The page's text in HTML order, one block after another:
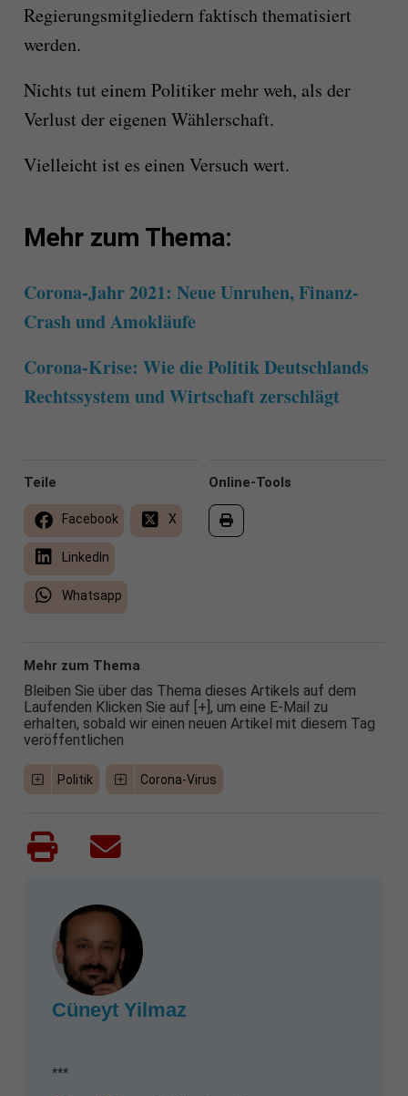
Regierungsmitgliedern faktisch thematisiert
werden.
Nichts tut einem Politiker mehr weh, als der
Verlust der eigenen Wählerschaft.
Vielleicht ist es einen Versuch wert.
Mehr zum Thema:
Corona-Jahr 2021: Neue Unruhen, Finanz-
Crash und Amokläufe
Corona-Krise: Wie die Politik Deutschlands
Rechtssystem und Wirtschaft zerschlägt
Online-Tools
Teile
Facebook X
LinkedIn
Whatsapp
Mehr zum Thema
Bleiben Sie über das Thema dieses Artikels auf dem
Laufenden Klicken Sie auf [+], um eine E-Mail zu
erhalten, sobald wir einen neuen Artikel mit diesem Tag
veröffentlichen
Politik Corona-Virus
Cüneyt Yilmaz
***